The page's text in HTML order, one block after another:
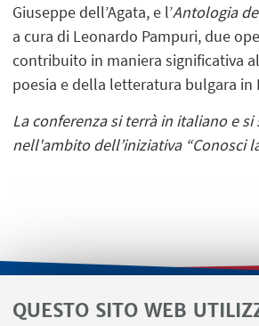
QUESTO SITO WEB
Giuseppe dell’Agata, e l’Antologia
a cura di Leonardo Pampuri, due
contribuito in maniera significativa
poesia e della letteratura bulgara in
La conferenza si terrà in italiano e si
nell'ambito dell’iniziativa “Conosci
LINK UTILI